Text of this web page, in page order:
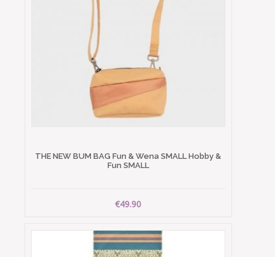
THE NEW BUM BAG Fun & Wena SMALL Hobby &
Fun SMALL
€49.90